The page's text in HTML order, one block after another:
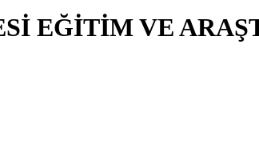
EĞİTİM VE